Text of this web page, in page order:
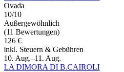
Ovada
10/10
Außergewöhnlich
(11 Bewertungen)
126 €
inkl. Steuern & Gebühren
10. Aug.–11. Aug.
LA DIMORA DI B.CAIROLI